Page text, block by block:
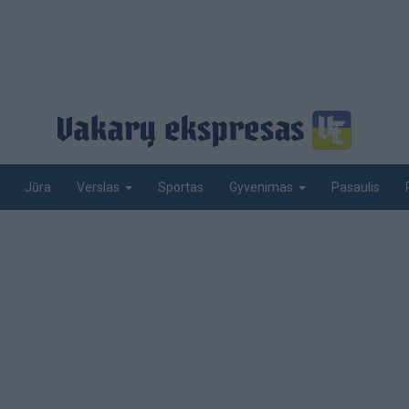
Jūra Verslas Sportas Gyvenimas Pasaulis